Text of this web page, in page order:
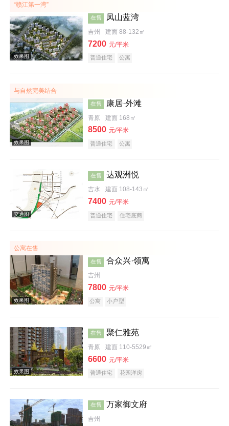
效果图
效果图
效果图
效果图
“赣江第一湾”
效果图
在售 凤山蓝湾
吉州 建面 88-132㎡
7200 元/平米
普通住宅 公寓
与自然完美结合
在售 康居·外滩
青原 建面 168㎡
8500 元/平米
普通住宅 公寓
在售 达观洲悦
吉水 建面 108-143㎡
7400 元/平米
普通住宅 住宅底商
公寓在售
在售 合众兴·领寓
吉州
7800 元/平米
公寓 小户型
在售 聚仁雅苑
青原 建面 110-5529㎡
6600 元/平米
普通住宅 花园洋房
在售 万家御文府
吉州